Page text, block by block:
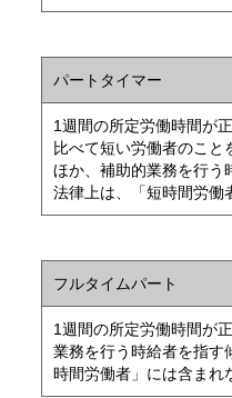
パートタイマー
1週間の所定労働時間が
比べて短い労働者のこ
ほか、補助的業務を行う
法律上は、「短時間労働
フルタイムパート
1週間の所定労働時間が
業務を行う時給者を指す
時間労働者」には含まれ